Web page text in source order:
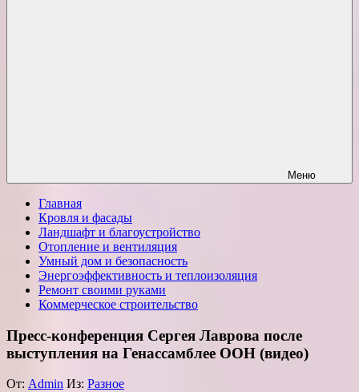
Меню
Главная
Кровля и фасады
Ландшафт и благоустройство
Отопление и вентиляция
Умный дом и безопасность
Энергоэффективность и теплоизоляция
Ремонт своими руками
Коммерческое строительство
Пресс-конференция Сергея Лаврова после
выступления на Генассамблее ООН (видео)
От: Admin Из: Разное